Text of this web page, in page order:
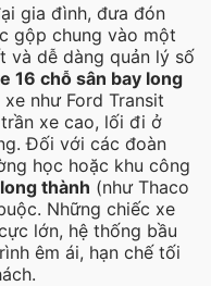
gia đình, đưa đón
gộp chung vào một
và dễ dàng quản lý số
16 chỗ sân bay long
như Ford Transit
xe cao, lối đi ở
Đối với các đoàn
học hoặc khu công
thành (như Thaco
Những chiếc xe
lớn, hệ thống bầu
êm ái, hạn chế tối